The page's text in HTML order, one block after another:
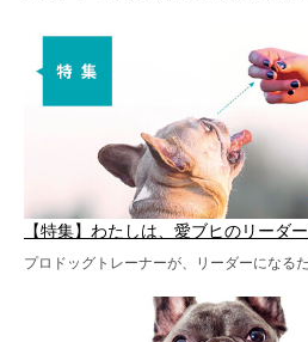
【特集】わたしは、愛ブヒのリーダ
プロドッグトレーナーが、リーダーになる